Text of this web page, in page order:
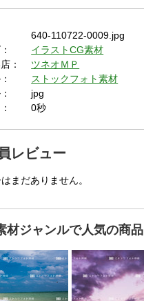
640-110722-0009.jpg
イラストCG素材
：
ツネオＭＰ
ストックフォト素材
jpg
0秒
レビュー
まだありません。
材ジャンルで人気の商品